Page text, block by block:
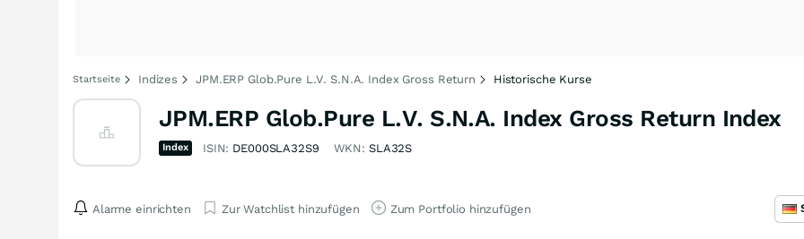
Startseite Indizes JPM.ERP Glob.Pure L.V. S.N.A. Index Gross Return Historische Kurse
JPM.ERP Glob.Pure L.V. S.N.A. Index Gross Return Index
Index ISIN: DE000SLA32S9 WKN: SLA32S
Alarme einrichten Zur Watchlist hinzufügen Zum Portfolio hinzufügen